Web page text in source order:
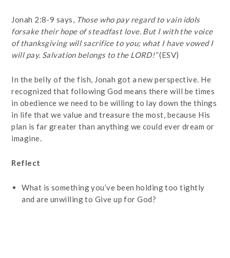
Jonah 2:8-9 says, Those who pay regard to vain idols
forsake their hope of steadfast love. But I with the voice
of thanksgiving will sacrifice to you; what I have vowed I
will pay. Salvation belongs to the LORD!”(ESV)
In the belly of the fish, Jonah got a new perspective. He
recognized that following God means there will be times
in obedience we need to be willing to lay down the things
in life that we value and treasure the most, because His
plan is far greater than anything we could ever dream or
imagine.
Reflect
What is something you’ve been holding too tightly
and are unwilling to Give up for God?